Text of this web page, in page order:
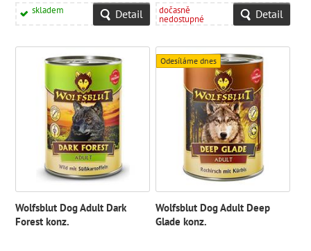
skladem Detail dočasně
nedostupné Detail
Wolfsblut Dog Adult Dark
Forest konz.
Odesíláme dnes
Wolfsblut Dog Adult Deep
Glade konz.